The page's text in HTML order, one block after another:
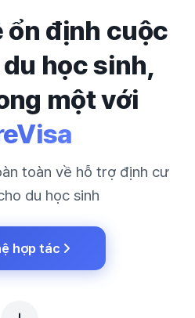
ổn định cuộc
học sinh,
một với
toàn về hỗ trợ định cư
du học sinh
hợp tác